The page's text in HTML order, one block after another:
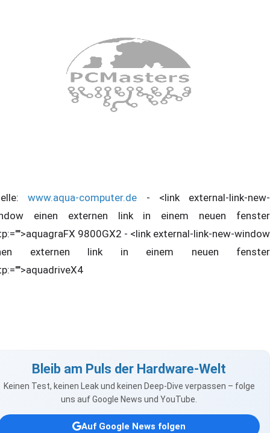
www.aqua-computer.de - <link external-link-new-
einen externen link in einem neuen fenster
9800GX2 - <link external-link-new-window
externen link in einem neuen fenster
Bleib am Puls der Hardware-Welt
Keinen Test, keinen Leak und keinen Deep-Dive verpassen – folge
uns auf Google News und YouTube.
Auf Google News folgen